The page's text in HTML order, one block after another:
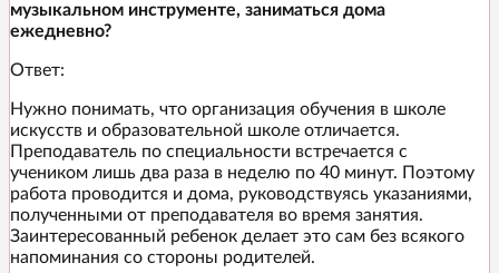
музыкальном инструменте, заниматься дома
ежедневно?
Ответ:
Нужно понимать, что организация обучения в школе
искусств и образовательной школе отличается.
Преподаватель по специальности встречается с
учеником лишь два раза в неделю по 40 минут. Поэтому
работа проводится и дома, руководствуясь указаниями,
полученными от преподавателя во время занятия.
Заинтересованный ребенок делает это сам без всякого
напоминания со стороны родителей.